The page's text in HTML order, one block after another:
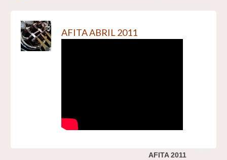
AFITA ABRIL 2011
AFITA 2011